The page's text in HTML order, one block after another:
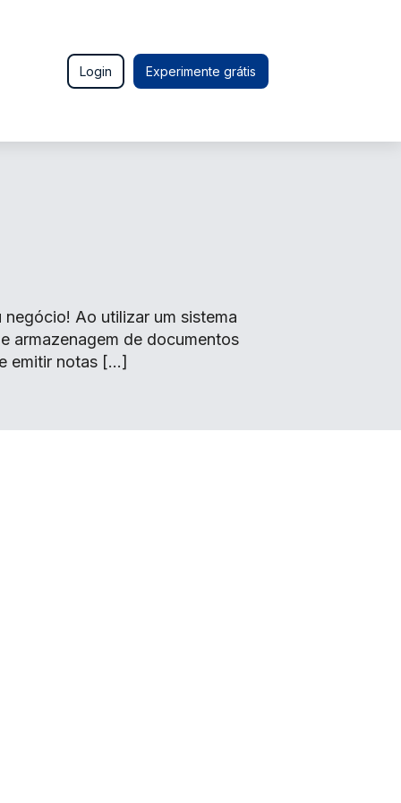
Login Experimente grátis
Ao utilizar um sistema
armazenagem de documentos
emitir notas […]